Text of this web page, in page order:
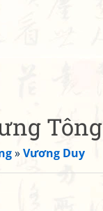
Tông
»Vương Duy